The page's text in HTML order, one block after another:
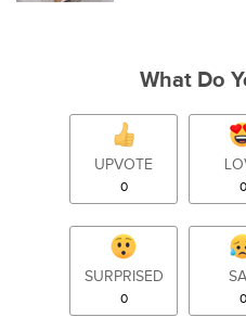
What Do
UPVOTE
0 0
SURPRISED
0 0